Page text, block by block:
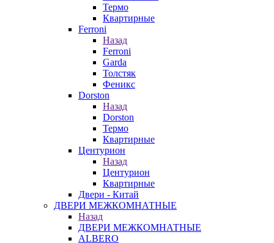
Термо
Квартирные
Ferroni
Назад
Ferroni
Garda
Толстяк
Феникс
Dorston
Назад
Dorston
Термо
Квартирные
Центурион
Назад
Центурион
Квартирные
Двери - Китай
ДВЕРИ МЕЖКОМНАТНЫЕ
Назад
ДВЕРИ МЕЖКОМНАТНЫЕ
ALBERO